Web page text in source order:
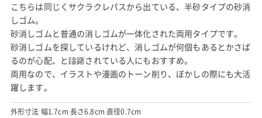
こちらは同じくサクラクレパスから出ている、半砂タイプの砂消
しゴム。
砂消しゴムと普通の消しゴムが一体化された両用タイプです。
砂消しゴムを探しているけれど、消しゴムが何個もあるとかさば
るのが心配、と躊躇されている人にもおすすめ。
両用なので、イラストや漫画のトーン削り、ぼかしの際にも大活
躍します。
外形寸法 幅1.7cm 長さ6.8cm 直径0.7cm